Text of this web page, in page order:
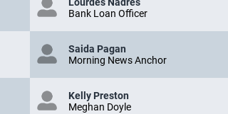
Lourdes Nadres
Bank Loan Officer
Saida Pagan
Morning News Anchor
Kelly Preston
Meghan Doyle